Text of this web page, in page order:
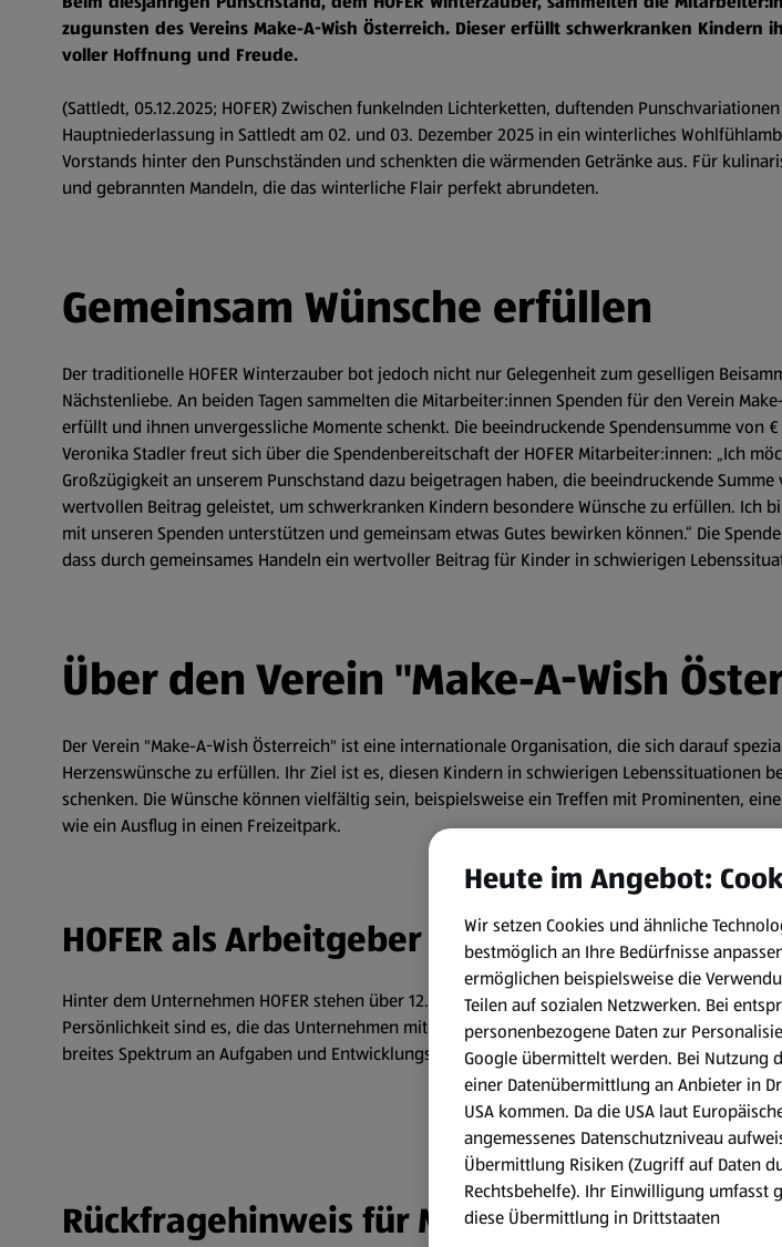
zugunsten des Vereins Make-A-Wish Österreich. Dieser erfüllt schwerkranken
voller Hoffnung und Freude.
(Sattledt, 05.12.2025; HOFER) Zwischen funkelnden Lichterketten, duftenden
Hauptniederlassung in Sattledt am 02. und 03. Dezember 2025 in ein winterliches
Vorstands hinter den Punschständen und schenkten die wärmenden Getränke aus. Für
und gebrannten Mandeln, die das winterliche Flair perfekt abrundeten.
Gemeinsam Wünsche erfüllen
Der traditionelle HOFER Winterzauber bot jedoch nicht nur Gelegenheit zum geselligen
Nächstenliebe. An beiden Tagen sammelten die Mitarbeiter:innen Spenden für den Verein
erfüllt und ihnen unvergessliche Momente schenkt. Die beeindruckende Spendensumme von
Veronika Stadler freut sich über die Spendenbereitschaft der HOFER Mitarbeiter:innen: „Ich
Großzügigkeit an unserem Punschstand dazu beigetragen haben, die beeindruckende
wertvollen Beitrag geleistet, um schwerkranken Kindern besondere Wünsche zu erfüllen.
mit unseren Spenden unterstützen und gemeinsam etwas Gutes bewirken können.“ Die
dass durch gemeinsames Handeln ein wertvoller Beitrag für Kinder in schwierigen
Über den Verein "Make-A-Wish
Der Verein "Make-A-Wish Österreich" ist eine internationale Organisation, die sich darauf
Herzenswünsche zu erfüllen. Ihr Ziel ist es, diesen Kindern in schwierigen
schenken. Die Wünsche können vielfältig sein, beispielsweise ein Treffen mit Prominenten,
wie ein Ausflug in einen Freizeitpark.
HOFER als Arbeitgeber
Hinter dem Unternehmen HOFER stehen über 12.000 motivierte Mitarbeiter:innen. Vom
Persönlichkeit sind es, die das Unternehmen mitgestalten. Abgesehen von der guten
breites Spektrum an Aufgaben und Entwicklungsmöglichkeiten. Auch als Ausbildungsbetrieb
Rückfragehinweis für Medien
Heute im Angebot:
Wir setzen Cookies und ähnliche
bestmöglich an Ihre Bedürfnisse
ermöglichen beispielsweise die
Teilen auf sozialen Netzwerken. Bei
personenbezogene Daten zur
Google übermittelt werden. Bei Nutzung
einer Datenübermittlung an Anbieter in
USA kommen. Da die USA laut
angemessenes Datenschutzniveau
Übermittlung Risiken (Zugriff auf Daten
Rechtsbehelfe). Ihr Einwilligung umfasst
diese Übermittlung in Drittstaaten